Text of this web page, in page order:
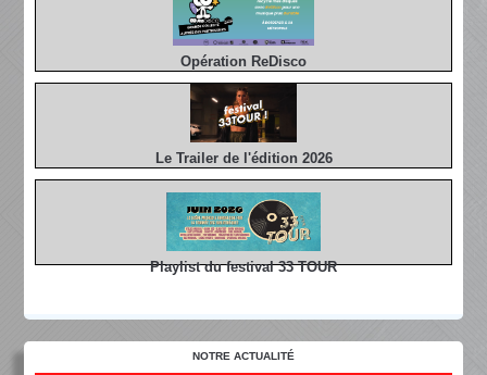
Opération ReDisco
Le Trailer de l'édition 2026
Playlist du festival 33 TOUR
NOTRE ACTUALITÉ